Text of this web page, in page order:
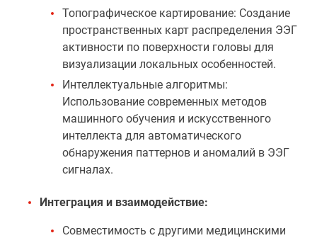
Топографическое картирование: Создание
пространственных карт распределения ЭЭГ
активности по поверхности головы для
визуализации локальных особенностей.
Интеллектуальные алгоритмы:
Использование современных методов
машинного обучения и искусственного
интеллекта для автоматического
обнаружения паттернов и аномалий в ЭЭГ
сигналах.
Интеграция и взаимодействие:
Совместимость с другими медицинскими